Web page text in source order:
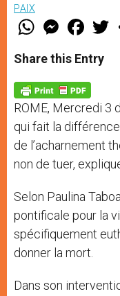
PAIX
W
t
s
p
p
M
e
s
e
g
e
r
F
a
e
b
o
k
Share this Entry
ROME, Mercredi 3
qui fait la
de l’acharnement
non de tuer,
Selon Paulina
pontificale pour la
spécifiquement
donner la mort.
Dans son